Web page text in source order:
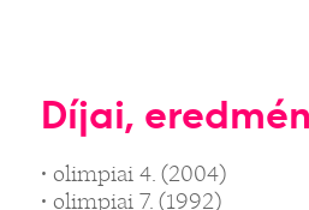
Díjai,
• olimpiai 4. (2004)
• olimpiai 7. (1992)